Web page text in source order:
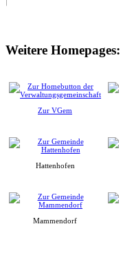
Weitere Homepages:
Zur VGem
Hattenhofen
Mammendorf